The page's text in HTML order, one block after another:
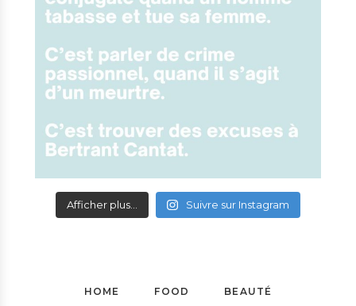
Afficher plus... Suivre sur Instagram
HOME FOOD
BEAUTÉ